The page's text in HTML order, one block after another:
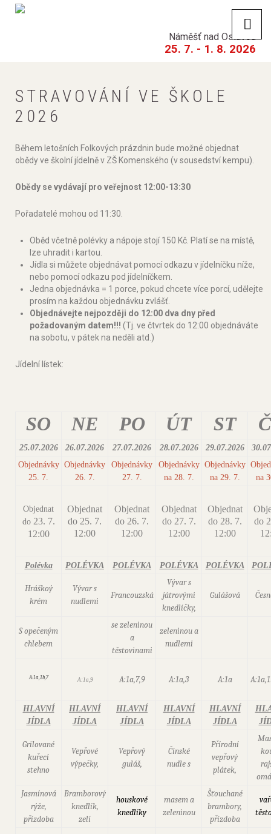
Náměšť nad Oslavou
25. 7. - 1. 8. 2026
STRAVOVÁNÍ VE ŠKOLE
2026
Během letošních Folkových prázdnin bude možné objednat
obědy ve školní jídelně v ZŠ Komenského (v sousedství kempu).
Obědy se vydávají pro veřejnost 12:00-13:30
Pořadatelé mohou od 11:30.
Oběd včetně polévky a nápoje stojí 150 Kč. Platí se na místě,
lze uhradit i kartou.
Jídla si můžete objednávat pomocí odkazu v jídelníčku níže,
nebo pomocí odkazu pod jídelníčkem.
Jedna objednávka = 1 porce, pokud chcete více porcí, udělejte
prosím na každou objednávku zvlášť.
Objednávejte nejpozději do 12:00 dva dny před
požadovaným datem!!! (Tj. ve čtvrtek do 12:00 objednáváte
na sobotu, v pátek na neděli atd.)
Jídelní lístek:
SO NE PO ÚT ST
25.07.2026 26.07.2026 27.07.2026 28.07.2026 29.07.2026
Objednávky
25. 7.
Objednávky
26. 7.
Objednávky
27. 7.
Objednávky
na 28. 7.
Objednávky
na 29. 7.
na
Objednat
do 23. 7.
12:00
Objednat
do 25. 7.
12:00
Objednat
do 26. 7.
12:00
Objednat
do 27. 7.
12:00
Objednat
do 28. 7.
12:00
do
Polévka POLÉVKA POLÉVKA POLÉVKA POLÉVKA
Hráškoý
krém
Vývar s
nudlemi
Francouzská
Vývar s
játrovými
knedlíčky,
Gulášová
S opečeným
chlebem
se zeleninou
a
těstovinami
zeleninou a
nudlemi
A:1a,1b,7 A:1a,9 A:1a,7,9 A:1a,3 A:1a
HLAVNÍ
JÍDLA
HLAVNÍ
JÍDLA
HLAVNÍ
JÍDLA
HLAVNÍ
JÍDLA
HLAVNÍ
JÍDLA
Grilované
kuřecí
stehno
Vepřové
výpečky,
Vepřový
guláš,
Čínské
nudle s
Přírodní
vepřový
plátek,
Jasmínová
rýže,
přízdoba
Bramborový
knedlík,
zelí
houskové
knedlíky
masem a
zeleninou
Šťouchané
brambory,
přízdoba